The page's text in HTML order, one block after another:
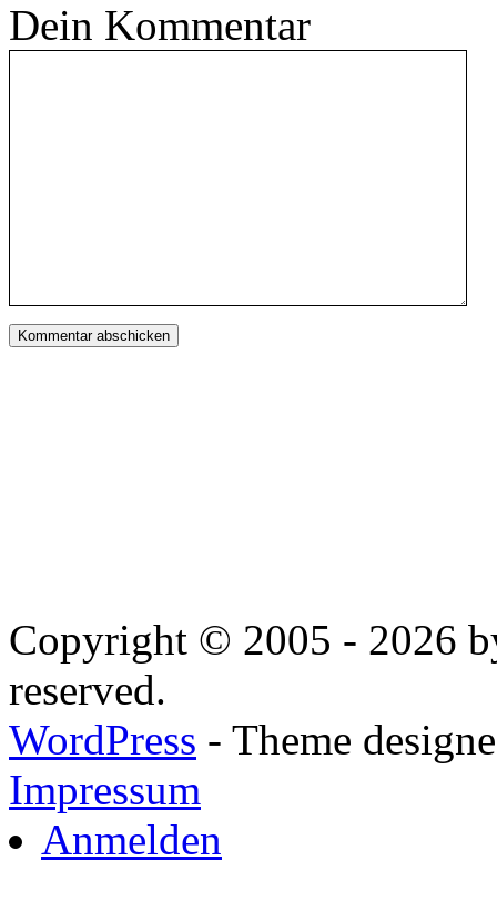
Dein Kommentar
Copyright © 2005 - 2026
reserved.
WordPress - Theme
Impressum
Anmelden